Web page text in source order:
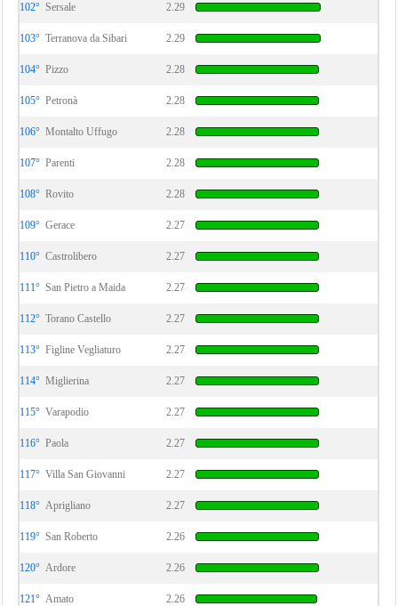
102° Sersale 2.29
103° Terranova da Sibari 2.29
104° Pizzo 2.28
105° Petronà 2.28
106° Montalto Uffugo 2.28
107° Parenti 2.28
108° Rovito 2.28
109° Gerace 2.27
110° Castrolibero 2.27
111° San Pietro a Maida 2.27
112° Torano Castello 2.27
113° Figline Vegliaturo 2.27
114° Miglierina 2.27
115° Varapodio 2.27
116° Paola 2.27
117° Villa San Giovanni 2.27
118° Aprigliano 2.27
119° San Roberto 2.26
120° Ardore 2.26
121° Amato 2.26